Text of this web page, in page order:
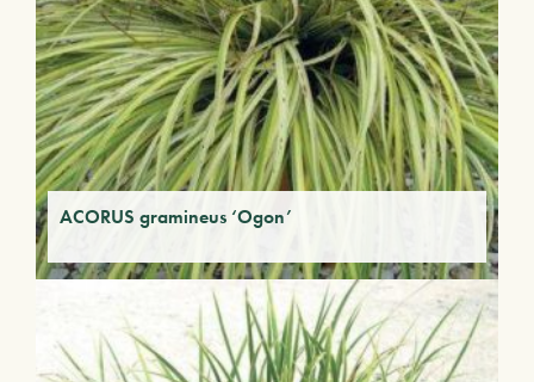
ACORUS gramineus ‘Ogon’